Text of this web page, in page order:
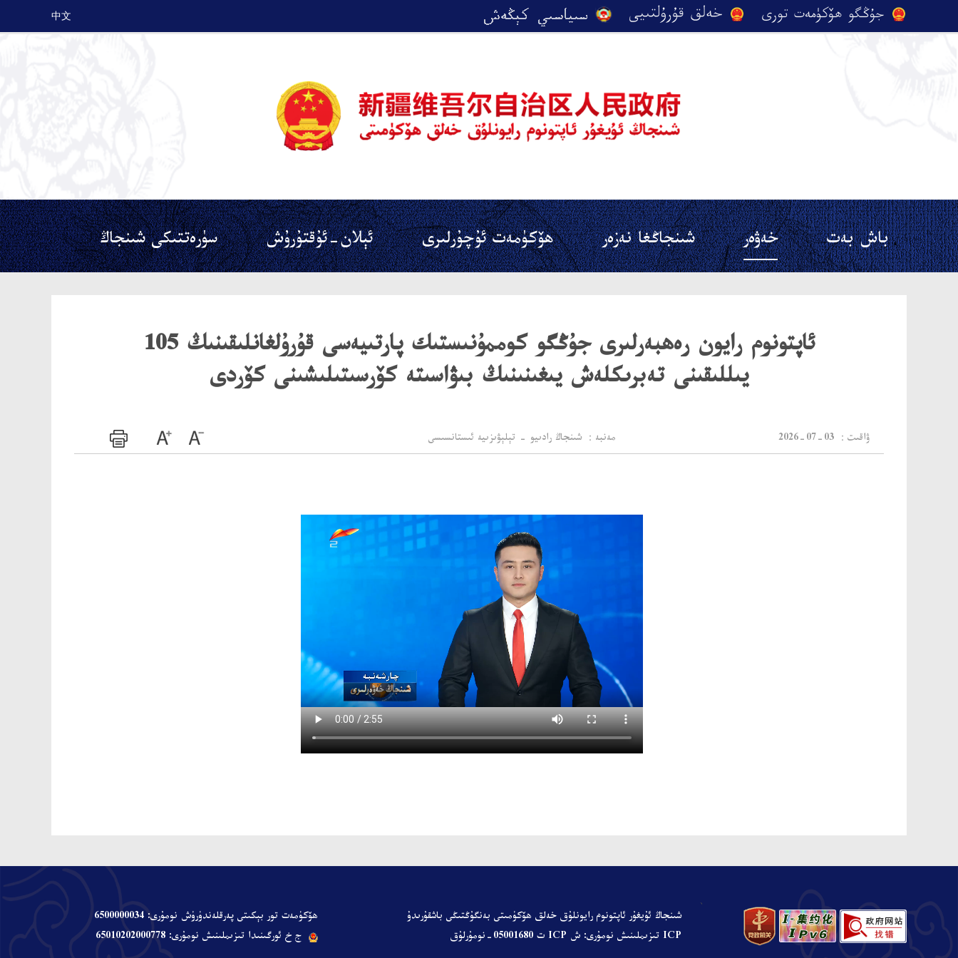
中文
باش بەت خەۋەر شىنجاڭغا نەزەر ھۆكۈمەت ئۇچۇرلىرى ئېلان-ئۇقتۇرۇش سۈرەتتىكى شىنجاڭ
ئاپتونوم رايون رەھبەرلىرى جۇڭگو كوممۇنىستىك پارتىيەسى قۇرۇلغانلىقىنىڭ 105
يىللىقىنى تەبرىكلەش يىغىنىنىڭ بىۋاسىتە كۆرسىتىلىشىنى كۆردى
2026-07-03 ：ۋاقىت مەنبە： شىنجاڭ رادىيو - تېلېۋىزىيە ئىستانسىسى
ھۆكۈمەت تور بېكىتى پەرقلەندۈرۈش نومۇرى: 6500000034
ج خ ئورگىنىدا تىزىملىنىش نومۇرى: 65010202000778
شىنجاڭ ئۇيغۇر ئاپتونوم رايونلۇق خەلق ھۆكۈمىتى بەنگۇڭتىڭى باشقۇرىدۇ
ICP تىزىملىنىش نومۇرى: ش ICP ت 05001680-نومۇرلۇق
、